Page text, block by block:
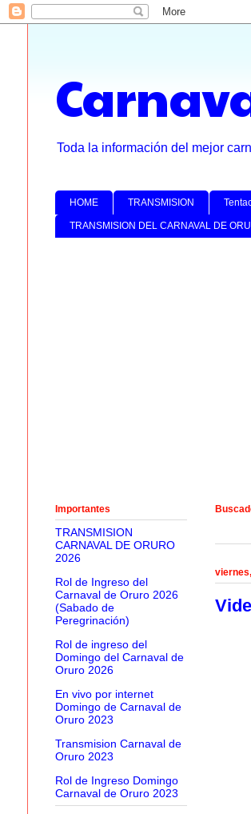
Toda la información del mejor
HOME TRANSMISION
TRANSMISION DEL CARNAVAL DE
Importantes
TRANSMISION
CARNAVAL DE ORURO
2026
Rol de Ingreso del
Carnaval de Oruro 2026
(Sabado de
Peregrinación)
Rol de ingreso del
Domingo del Carnaval de
Oruro 2026
En vivo por internet
Domingo de Carnaval de
Oruro 2023
Transmision Carnaval de
Oruro 2023
Rol de Ingreso Domingo
Carnaval de Oruro 2023